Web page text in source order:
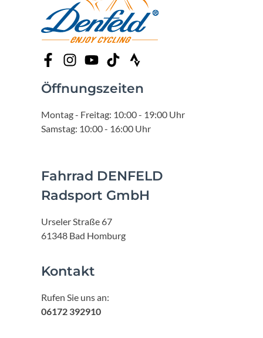
Öffnungszeiten
Montag - Freitag: 10:00 - 19:00 Uhr
Samstag: 10:00 - 16:00 Uhr
Fahrrad DENFELD
Radsport GmbH
Urseler Straße 67
61348 Bad Homburg
Kontakt
Rufen Sie uns an:
06172 392910